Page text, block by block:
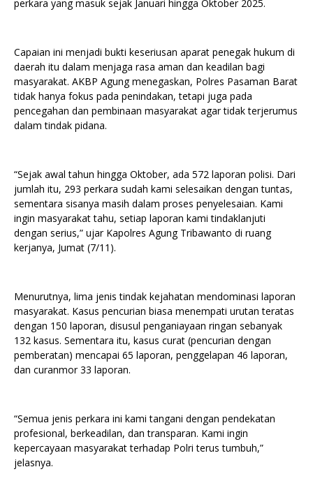
perkara yang masuk sejak Januari hingga Oktober 2025.
Capaian ini menjadi bukti keseriusan aparat penegak hukum di
daerah itu dalam menjaga rasa aman dan keadilan bagi
masyarakat. AKBP Agung menegaskan, Polres Pasaman Barat
tidak hanya fokus pada penindakan, tetapi juga pada
pencegahan dan pembinaan masyarakat agar tidak terjerumus
dalam tindak pidana.
“Sejak awal tahun hingga Oktober, ada 572 laporan polisi. Dari
jumlah itu, 293 perkara sudah kami selesaikan dengan tuntas,
sementara sisanya masih dalam proses penyelesaian. Kami
ingin masyarakat tahu, setiap laporan kami tindaklanjuti
dengan serius,” ujar Kapolres Agung Tribawanto di ruang
kerjanya, Jumat (7/11).
Menurutnya, lima jenis tindak kejahatan mendominasi laporan
masyarakat. Kasus pencurian biasa menempati urutan teratas
dengan 150 laporan, disusul penganiayaan ringan sebanyak
132 kasus. Sementara itu, kasus curat (pencurian dengan
pemberatan) mencapai 65 laporan, penggelapan 46 laporan,
dan curanmor 33 laporan.
“Semua jenis perkara ini kami tangani dengan pendekatan
profesional, berkeadilan, dan transparan. Kami ingin
kepercayaan masyarakat terhadap Polri terus tumbuh,”
jelasnya.